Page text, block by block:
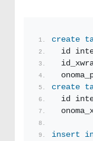
create
id
create
id
insert